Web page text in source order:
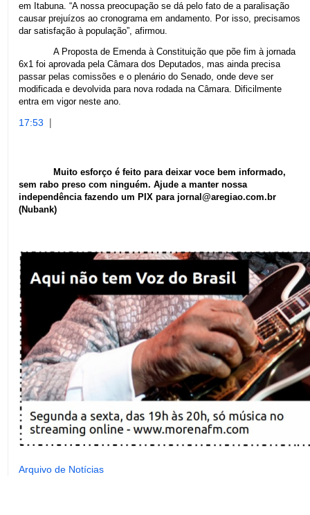
em Itabuna. “A nossa preocupação se dá pelo fato de a paralisação
causar prejuízos ao cronograma em andamento. Por isso, precisamos
dar satisfação à população”, afirmou.
A Proposta de Emenda à Constituição que põe fim à jornada
6x1 foi aprovada pela Câmara dos Deputados, mas ainda precisa
passar pelas comissões e o plenário do Senado, onde deve ser
modificada e devolvida para nova rodada na Câmara. Dificilmente
entra em vigor neste ano.
17:53 |
Muito esforço é feito para deixar voce bem informado,
sem rabo preso com ninguém. Ajude a manter nossa
independência fazendo um PIX para jornal@aregiao.com.br
(Nubank)
Arquivo de Notícias